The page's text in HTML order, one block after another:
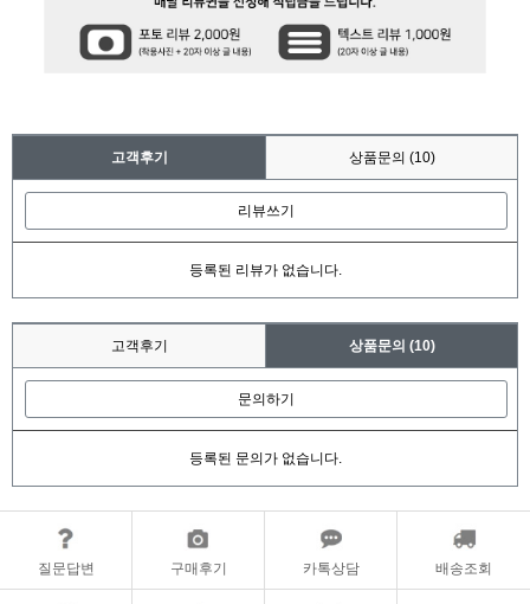
고객후기 상품문의 (10)
리뷰쓰기
등록된 리뷰가 없습니다.
고객후기 상품문의 (10)
문의하기
등록된 문의가 없습니다.
질문답변 구매후기 카톡상담 배송조회